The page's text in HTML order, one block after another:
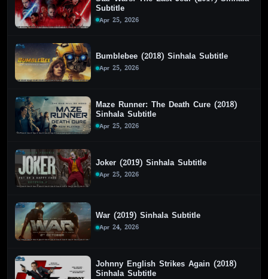
Subtitle
Apr 25, 2026
Bumblebee (2018) Sinhala Subtitle
Apr 25, 2026
Maze Runner: The Death Cure (2018)
Sinhala Subtitle
Apr 25, 2026
Joker (2019) Sinhala Subtitle
Apr 25, 2026
War (2019) Sinhala Subtitle
Apr 24, 2026
Johnny English Strikes Again (2018)
Sinhala Subtitle